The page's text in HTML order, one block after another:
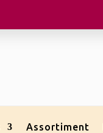
Assortiment